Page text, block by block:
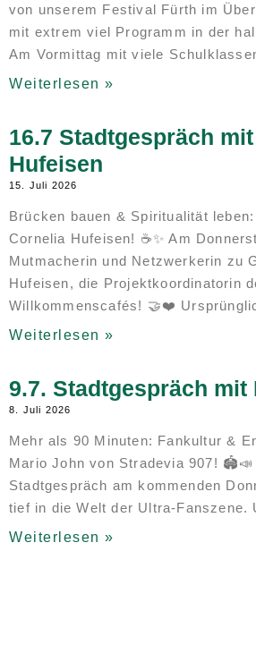
von unserem Festival Fürth im
mit extrem viel Programm in der
Am Vormittag mit viele
Weiterlesen »
16.7 Stadtgespräch
Hufeisen
15. Juli 2026
Brücken bauen & Spiritualität
Cornelia Hufeisen! ☕✨ Am
Mutmacherin und Netzwerkerin zu
Hufeisen, die Projektkoordinatorin
Willkommenscafés! 🤝❤️
Weiterlesen »
9.7. Stadtgespräch mit
8. Juli 2026
Mehr als 90 Minuten: Fankultur &
Mario John von Stradevia 907! 🏟️📣
Stadtgespräch am kommenden
tief in die Welt der Ultra-Fanszene.
Weiterlesen »